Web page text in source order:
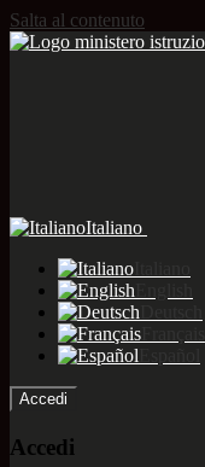
Salta al contenuto
Italiano
Accedi
Accedi